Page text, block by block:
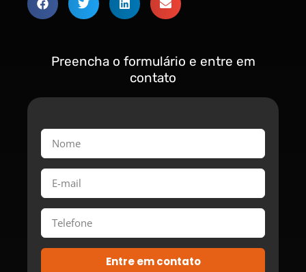
Preencha o formulário e entre em
contato
Entre em contato